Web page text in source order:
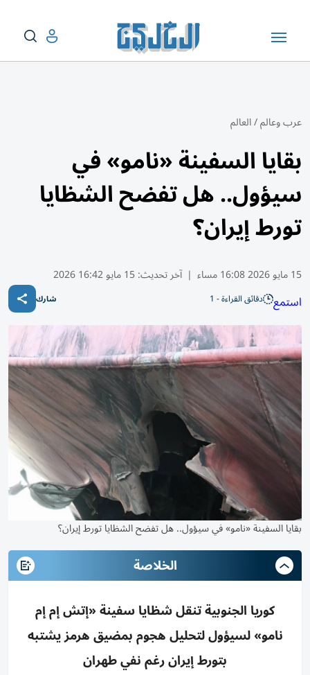
عرب وعالم/العالم
بقايا السفينة «نامو» في
سيؤول.. هل تفضح الشظايا
تورط إيران؟
15 مايو 2026 16:08 مساء | آخر تحديث:15 مايو 16:42 2026
استمع دقائق القراءة - 1 شارك
بقايا السفينة «نامو» في سيؤول.. هل تفضح الشظايا تورط إيران؟
الخلاصة
كوريا الجنوبية تنقل شظايا سفينة «إتش إم إم
نامو» لسيؤول لتحليل هجوم بمضيق هرمز يشتبه
بتورط إيران رغم نفي طهران